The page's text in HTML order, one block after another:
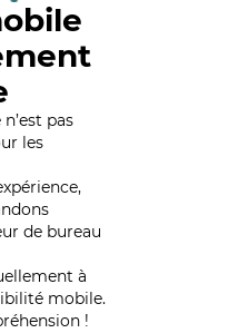
pas
les
de bureau
à
mobile.
!